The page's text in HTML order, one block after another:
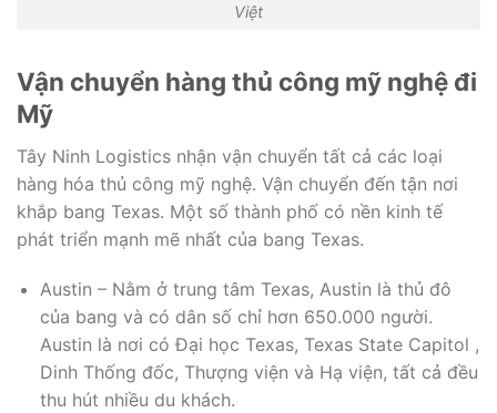
Việt
Vận chuyển hàng thủ công mỹ nghệ đi
Mỹ
Tây Ninh Logistics nhận vận chuyển tất cả các loại
hàng hóa thủ công mỹ nghệ. Vận chuyển đến tận nơi
khắp bang Texas. Một số thành phố có nền kinh tế
phát triển mạnh mẽ nhất của bang Texas.
Austin – Nằm ở trung tâm Texas, Austin là thủ đô
của bang và có dân số chỉ hơn 650.000 người.
Austin là nơi có Đại học Texas, Texas State Capitol ,
Dinh Thống đốc, Thượng viện và Hạ viện, tất cả đều
thu hút nhiều du khách.